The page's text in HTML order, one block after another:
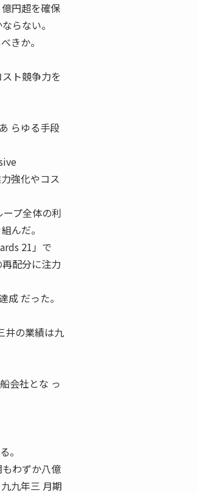
円超を確保
らない。
きか。
ト競争力を
らゆる手段
強化やコス
プ全体の利
んだ。
21」で
配分に注力
だった。
井の業績は九
会社とな っ
。
わずか八億
九年三 月期